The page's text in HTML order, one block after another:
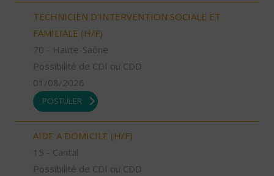
TECHNICIEN D’INTERVENTION SOCIALE ET
FAMILIALE (H/F)
70 - Haute-Saône
Possibilité de CDI ou CDD
01/08/2026
POSTULER
AIDE A DOMICILE (H/F)
15 - Cantal
Possibilité de CDI ou CDD